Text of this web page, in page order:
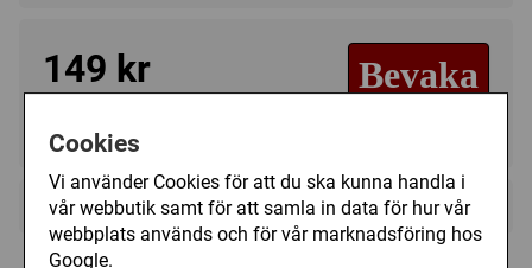
Cookies
Vi använder Cookies för att du ska kunna handla i
vår webbutik samt för att samla in data för hur vår
webbplats används och för vår marknadsföring hos
Google.
149 kr Bevaka
Tillfälligt slut
Övrig information
Speltyp: Kortspel